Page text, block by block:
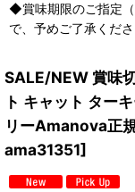
◆賞味期限のご指定
で、予めご了承くださ
SALE/NEW 賞味
ト キャット ター
リーAmanova正
ama31351]